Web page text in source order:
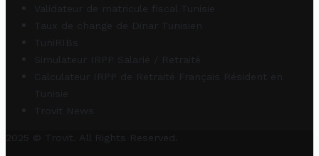
Validateur de matricule fiscal Tunisie
Taux de change de Dinar Tunisien
TuniRIBs
Simulateur IRPP Salarié / Retraité
Calculateur IRPP de Retraité Français Résident en
Tunisie
Trovit News
2025 © Trovit. All Rights Reserved.